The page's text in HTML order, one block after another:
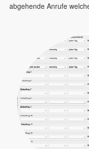
abgehende Anrufe